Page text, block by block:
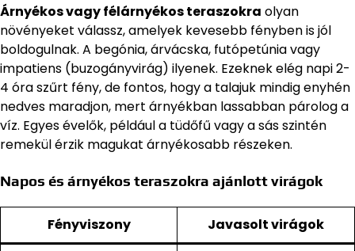
Árnyékos vagy félárnyékos teraszokra olyan
növényeket válassz, amelyek kevesebb fényben is jól
boldogulnak. A begónia, árvácska, futópetúnia vagy
impatiens (buzogányvirág) ilyenek. Ezeknek elég napi 2-
4 óra szűrt fény, de fontos, hogy a talajuk mindig enyhén
nedves maradjon, mert árnyékban lassabban párolog a
víz. Egyes évelők, például a tüdőfű vagy a sás szintén
remekül érzik magukat árnyékosabb részeken.
Napos és árnyékos teraszokra ajánlott virágok
Fényviszony Javasolt virágok